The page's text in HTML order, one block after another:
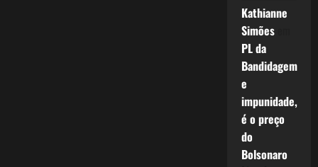
Kathianne
Simõesem
PL da
Bandidagem
e
impunidade,
é o preço
do
Bolsonaro